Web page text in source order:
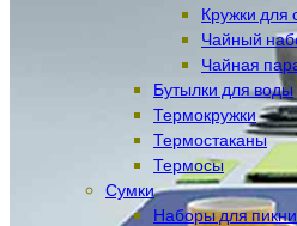
Кружки для
Чайный
Чайная
Бутылки для воды
Термокружки
Термостаканы
Термосы
Сумки
Наборы для